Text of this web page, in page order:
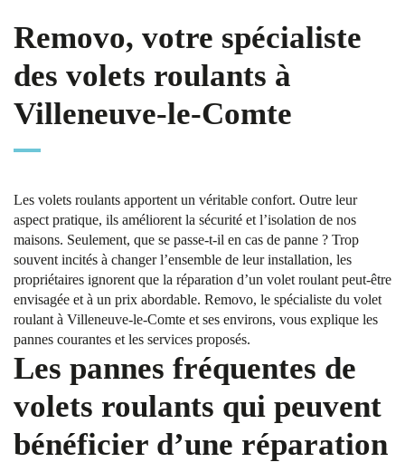
Removo, votre spécialiste
des volets roulants à
Villeneuve-le-Comte
Les volets roulants apportent un véritable confort. Outre leur
aspect pratique, ils améliorent la sécurité et l’isolation de nos
maisons. Seulement, que se passe-t-il en cas de panne ? Trop
souvent incités à changer l’ensemble de leur installation, les
propriétaires ignorent que la réparation d’un volet roulant peut-être
envisagée et à un prix abordable. Removo, le spécialiste du volet
roulant à Villeneuve-le-Comte et ses environs, vous explique les
pannes courantes et les services proposés.
Les pannes fréquentes de
volets roulants qui peuvent
bénéficier d’une réparation